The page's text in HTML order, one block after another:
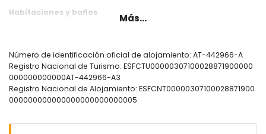
Habitaciones y baños
dormitorio con cama doble, ventilador y baño en suite
dormitorio con aire acondicionado, cama doble y
ventilador
dormitorio con aire acondicionado y cama doble
dormitorio con aire acondicionado y 2 camas individuales
Más...
Número de identificación oficial de alojamiento: AT-442966-A
Registro Nacional de Turismo: ESFCTU00000307100028871900000
000000000000AT-442966-A3
Registro Nacional de Alojamiento: ESFCNT00000307100028871900
000000000000000000000000005